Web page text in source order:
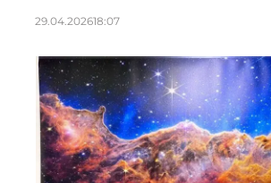
29.04.202618:07